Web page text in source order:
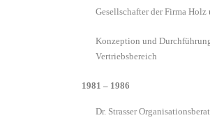
Gesellschafter der Firma
Konzeption und
Vertriebsbereich
1981 – 1986
Dr. Strasser